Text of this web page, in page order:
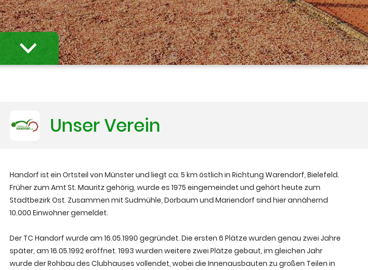
Unser Verein
Handorf ist ein Ortsteil von Münster und liegt ca. 5 km östlich in Richtung Warendorf, Bielefeld.
Früher zum Amt St. Mauritz gehörig, wurde es 1975 eingemeindet und gehört heute zum
Stadtbezirk Ost. Zusammen mit Sudmühle, Dorbaum und Mariendorf sind hier annähernd
10.000 Einwohner gemeldet.
Der TC Handorf wurde am 16.05.1990 gegründet. Die ersten 6 Plätze wurden genau zwei Jahre
später, am 16.05.1992 eröffnet. 1993 wurden weitere zwei Plätze gebaut, im gleichen Jahr
wurde der Rohbau des Clubhauses vollendet, wobei die Innenausbauten zu großen Teilen in